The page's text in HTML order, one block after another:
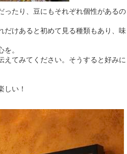
ったり、豆にもそれぞれ個性があるの
だけあると初めて見る種類もあり、味
。
てみてください。そうすると好みに
しい！